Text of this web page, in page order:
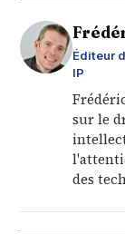
Éditeur
IP
sur le
des